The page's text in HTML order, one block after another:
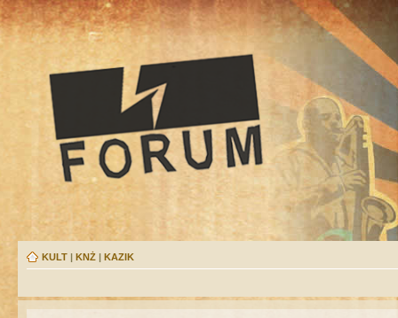
KULT | KNŻ | KAZIK